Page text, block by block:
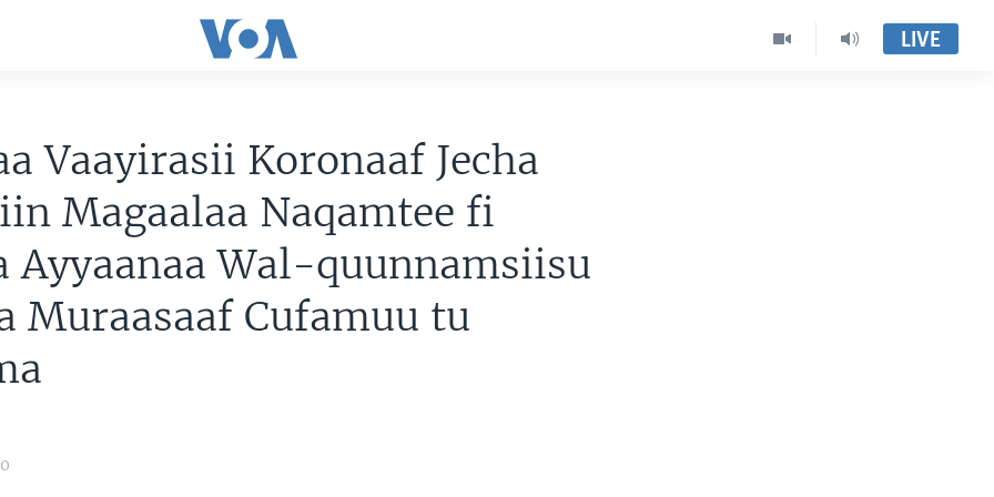
LIVE
Vaayirasii Koronaaf Jecha
Magaalaa Naqamtee fi
Ayyaanaa Wal-quunnamsiisu
Muraasaaf Cufamuu tu